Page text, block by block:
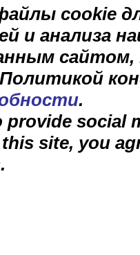
cookie
и анализа
.
provide social
site, you
.